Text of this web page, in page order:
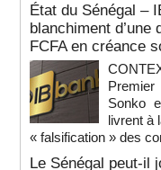
État du Sénégal –
blanchiment
FCFA en créance
Sonko
livrent à
« falsification » des
Le Sénégal peut-il